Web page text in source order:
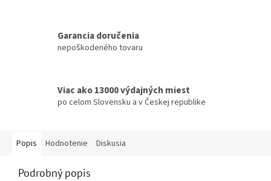
Garancia doručenia
nepoškodeného tovaru
Viac ako 13000 výdajných miest
po celom Slovensku a v Českej republike
Popis Hodnotenie Diskusia
Podrobný popis